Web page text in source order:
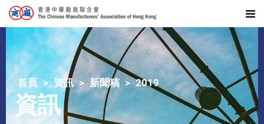
首頁 資訊 新聞稿 2019
資訊